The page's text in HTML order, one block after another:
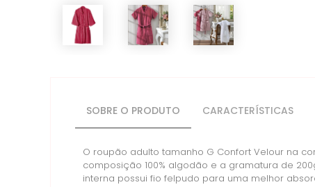
SOBRE O PRODUTO CARACTERÍSTICAS
O roupão adulto tamanho G Confort Velour na
composição 100% algodão e a gramatura de
interna possui fio felpudo para uma melhor